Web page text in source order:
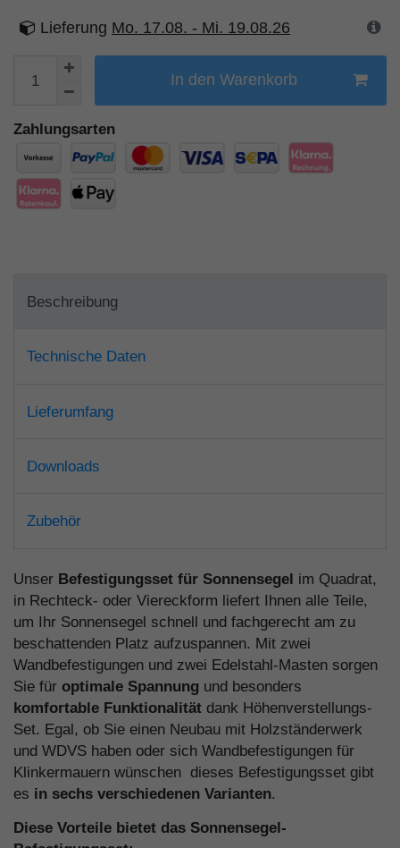
Lieferung Mo. 17.08. - Mi. 19.08.26
In den Warenkorb
Zahlungsarten
Beschreibung
Technische Daten
Lieferumfang
Downloads
Zubehör
Unser Befestigungsset für Sonnensegel im Quadrat,
in Rechteck- oder Viereckform liefert Ihnen alle Teile,
um Ihr Sonnensegel schnell und fachgerecht am zu
beschattenden Platz aufzuspannen. Mit zwei
Wandbefestigungen und zwei Edelstahl-Masten sorgen
Sie für optimale Spannung und besonders
komfortable Funktionalität dank Höhenverstellungs-
Set. Egal, ob Sie einen Neubau mit Holzständerwerk
und WDVS haben oder sich Wandbefestigungen für
Klinkermauern wünschen  dieses Befestigungsset gibt
es in sechs verschiedenen Varianten.
Diese Vorteile bietet das Sonnensegel-